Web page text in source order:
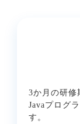
3か月の研修
Javaプログ
す。